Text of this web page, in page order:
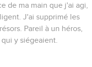
de ma main que j'ai agi,
J'ai supprimé les
Pareil à un héros,
y siégeaient.